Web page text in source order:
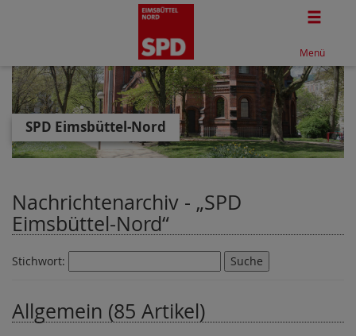
Menü
SPD Eimsbüttel-Nord
Nachrichtenarchiv - SPD
Eimsbüttel-Nord
Stichwort:
Allgemein (85 Artikel)